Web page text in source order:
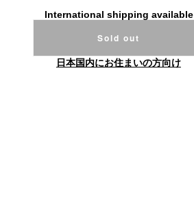
International shipping available
Sold out
日本国内にお住まいの方向け